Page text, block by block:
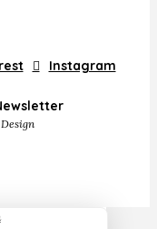
Instagram